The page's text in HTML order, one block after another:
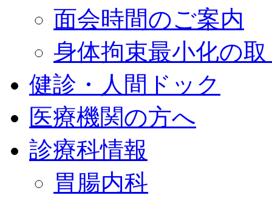
面会時間のご案内
身体拘束最小化の
健診・人間ドック
医療機関の方へ
診療科情報
胃腸内科